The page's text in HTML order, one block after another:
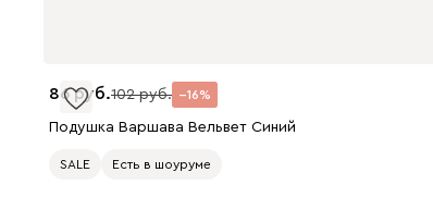
86 102 16
Подушка Варшава Вельвет Синий
SALE Есть в шоуруме